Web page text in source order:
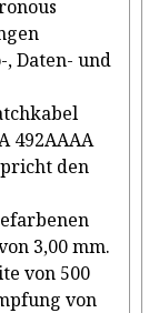
Daten- und
492AAAA
den
3,00 mm.
von 500
von